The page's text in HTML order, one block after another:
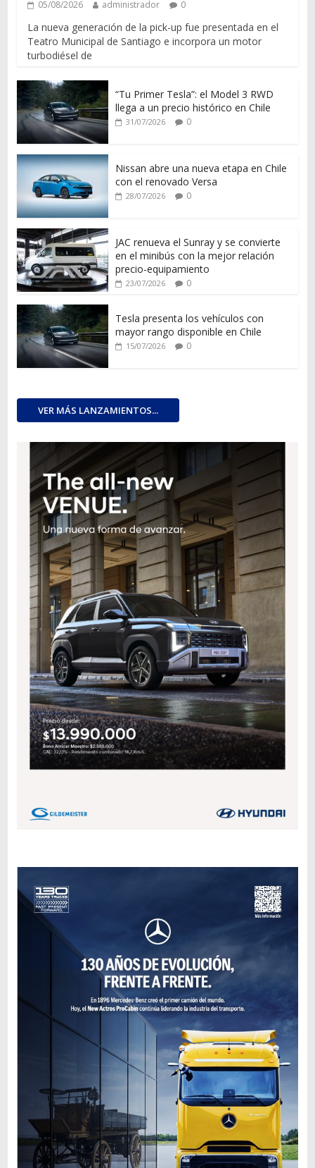
05/08/2026 administrador 0
La nueva generación de la pick-up fue presentada en el
Teatro Municipal de Santiago e incorpora un motor
turbodiésel de
“Tu Primer Tesla”: el Model 3 RWD
llega a un precio histórico en Chile
31/07/2026 0
Nissan abre una nueva etapa en Chile
con el renovado Versa
28/07/2026 0
JAC renueva el Sunray y se convierte
en el minibús con la mejor relación
precio-equipamiento
23/07/2026 0
Tesla presenta los vehículos con
mayor rango disponible en Chile
15/07/2026 0
VER MÁS LANZAMIENTOS...